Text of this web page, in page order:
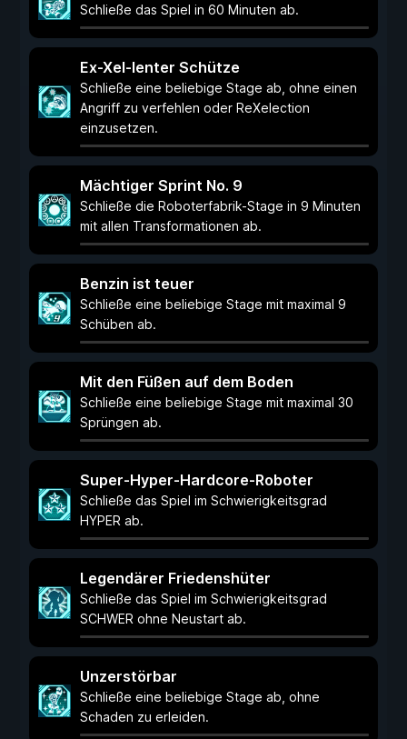
Schließe das Spiel in 60 Minuten ab.
Ex-Xel-lenter Schütze
Schließe eine beliebige Stage ab, ohne einen
Angriff zu verfehlen oder ReXelection
einzusetzen.
Mächtiger Sprint No. 9
Schließe die Roboterfabrik-Stage in 9 Minuten
mit allen Transformationen ab.
Benzin ist teuer
Schließe eine beliebige Stage mit maximal 9
Schüben ab.
Mit den Füßen auf dem Boden
Schließe eine beliebige Stage mit maximal 30
Sprüngen ab.
Super-Hyper-Hardcore-Roboter
Schließe das Spiel im Schwierigkeitsgrad
HYPER ab.
Legendärer Friedenshüter
Schließe das Spiel im Schwierigkeitsgrad
SCHWER ohne Neustart ab.
Unzerstörbar
Schließe eine beliebige Stage ab, ohne
Schaden zu erleiden.